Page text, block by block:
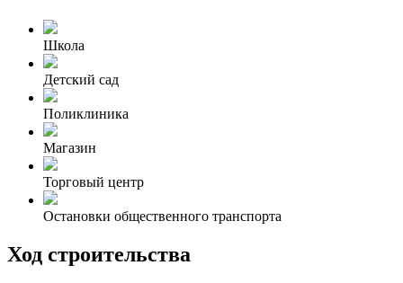
Школа
Детский сад
Поликлиника
Магазин
Торговый центр
Остановки общественного транспорта
Ход строительства